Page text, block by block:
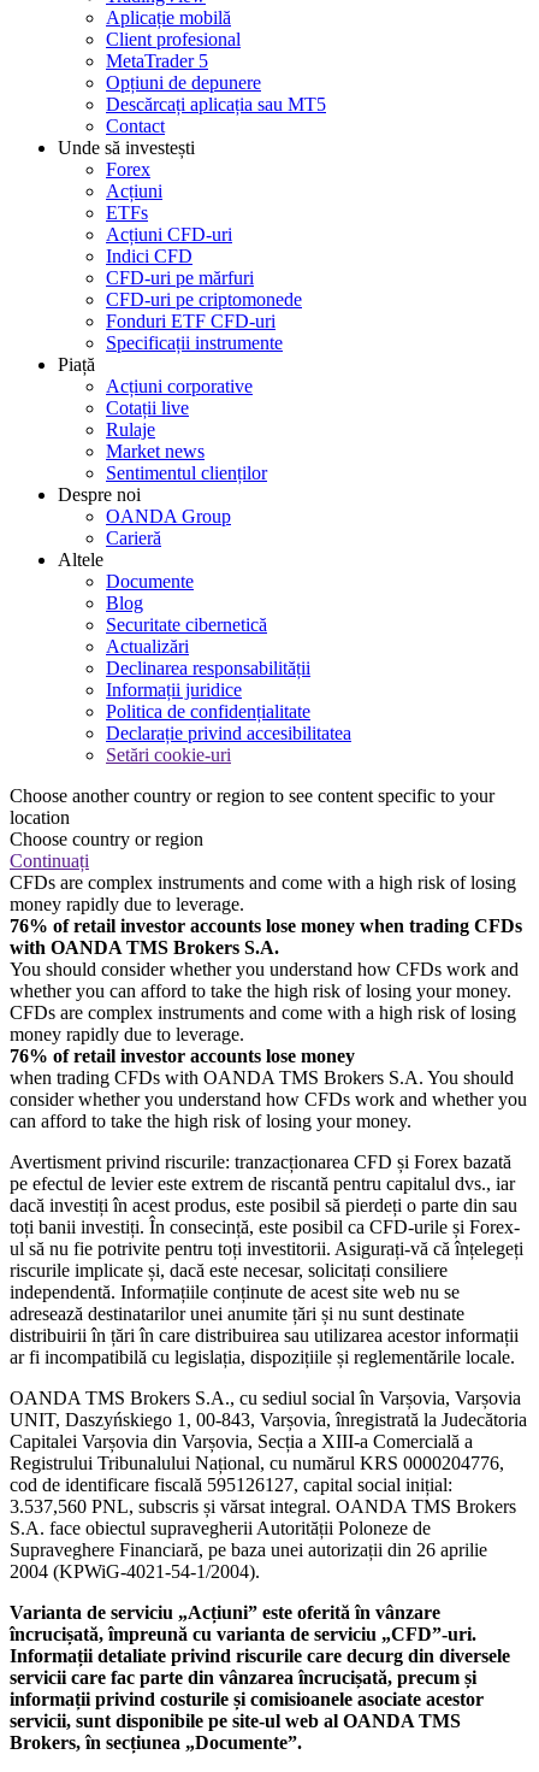
Aplicație mobilă
Client profesional
MetaTrader 5
Opțiuni de depunere
Descărcați aplicația sau MT5
Contact
Unde să investești
Forex
Acțiuni
ETFs
Acțiuni CFD-uri
Indici CFD
CFD-uri pe mărfuri
CFD-uri pe criptomonede
Fonduri ETF CFD-uri
Specificații instrumente
Piață
Acțiuni corporative
Cotații live
Rulaje
Market news
Sentimentul clienților
Despre noi
OANDA Group
Carieră
Altele
Documente
Blog
Securitate cibernetică
Actualizări
Declinarea responsabilității
Informații juridice
Politica de confidențialitate
Declarație privind accesibilitatea
Setări cookie-uri
Choose another country or region to see content specific to your
location
Choose country or region
Continuați
CFDs are complex instruments and come with a high risk of losing
money rapidly due to leverage.
76% of retail investor accounts lose money when trading CFDs
with OANDA TMS Brokers S.A.
You should consider whether you understand how CFDs work and
whether you can afford to take the high risk of losing your money.
CFDs are complex instruments and come with a high risk of losing
money rapidly due to leverage.
76% of retail investor accounts lose money
when trading CFDs with OANDA TMS Brokers S.A. You should
consider whether you understand how CFDs work and whether you
can afford to take the high risk of losing your money.
Avertisment privind riscurile: tranzacționarea CFD și Forex bazată
pe efectul de levier este extrem de riscantă pentru capitalul dvs., iar
dacă investiți în acest produs, este posibil să pierdeți o parte din sau
toți banii investiți. În consecință, este posibil ca CFD-urile și Forex-
ul să nu fie potrivite pentru toți investitorii. Asigurați-vă că înțelegeți
riscurile implicate și, dacă este necesar, solicitați consiliere
independentă. Informațiile conținute de acest site web nu se
adresează destinatarilor unei anumite țări și nu sunt destinate
distribuirii în țări în care distribuirea sau utilizarea acestor informații
ar fi incompatibilă cu legislația, dispozițiile și reglementările locale.
OANDA TMS Brokers S.A., cu sediul social în Varșovia, Varșovia
UNIT, Daszyńskiego 1, 00-843, Varșovia, înregistrată la Judecătoria
Capitalei Varșovia din Varșovia, Secția a XIII-a Comercială a
Registrului Tribunalului Național, cu numărul KRS 0000204776,
cod de identificare fiscală 595126127, capital social inițial:
3.537,560 PNL, subscris și vărsat integral. OANDA TMS Brokers
S.A. face obiectul supravegherii Autorității Poloneze de
Supraveghere Financiară, pe baza unei autorizații din 26 aprilie
2004 (KPWiG-4021-54-1/2004).
Varianta de serviciu „Acțiuni” este oferită în vânzare
încrucișată, împreună cu varianta de serviciu „CFD”-uri.
Informații detaliate privind riscurile care decurg din diversele
servicii care fac parte din vânzarea încrucișată, precum și
informații privind costurile și comisioanele asociate acestor
servicii, sunt disponibile pe site-ul web al OANDA TMS
Brokers, în secțiunea „Documente”.